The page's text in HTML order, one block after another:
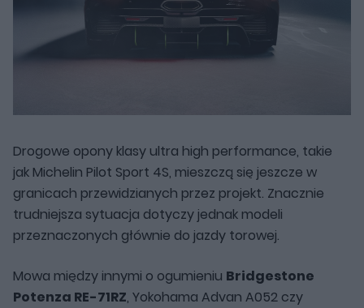
Drogowe opony klasy ultra high performance, takie
jak Michelin Pilot Sport 4S, mieszczą się jeszcze w
granicach przewidzianych przez projekt. Znacznie
trudniejsza sytuacja dotyczy jednak modeli
przeznaczonych głównie do jazdy torowej.
Mowa między innymi o ogumieniu Bridgestone
Potenza RE-71RZ, Yokohama Advan A052 czy